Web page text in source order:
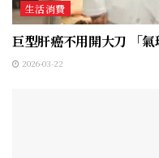
生活消費
巨型肝癌不用開大刀 「
2026-03-22